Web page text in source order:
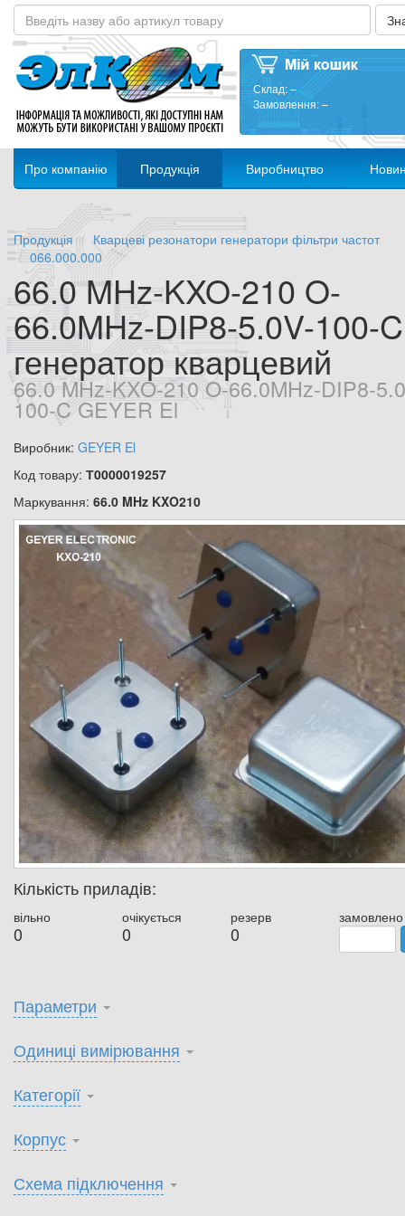
Склад:–
Замовлення:–
Про компанію Продукція Виробництво
Продукція
Кварцеві резонатори генератори фільтри частот
066.000.000
66.0 MHz-KXO-210 O-
66.0MHz-DIP8-5.0V-100-C
генератор кварцевий
66.0 MHz-KXO-210 O-66.0MHz-DIP8-
100-C GEYER El
Виробник: GEYER El
Код товару: Т0000019257
Маркування: 66.0 MHz KXO210
Кількість приладів:
вільно
0
очікується
0
резерв
0
замовлено
Параметри
Одиниці вимірювання
Категорії
Корпус
Схема підключення